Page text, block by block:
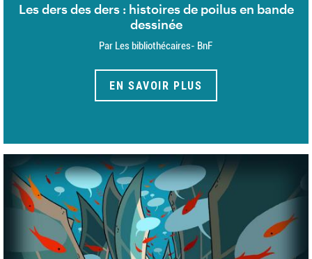
Les ders des ders : histoires de poilus en bande
dessinée
Par Les bibliothécaires- BnF
EN SAVOIR PLUS